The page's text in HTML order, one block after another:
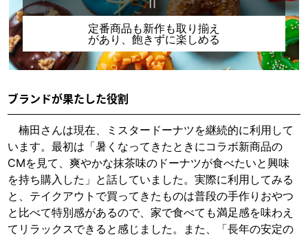
定番商品も新作も取り揃え
があり、飽きずに楽しめる
ブランドが果たした役割
楠田さんは現在、ミスタードーナツを継続的に利用して
います。最初は「暑くなってきたときにコラボ新商品の
CMを見て、爽やかな抹茶味のドーナツが食べたいと興味
を持ち購入した」と話していました。実際に利用してみる
と、テイクアウトで買ってきたものは普段の手作りおやつ
と比べて特別感があるので、家で食べても満足感を味わえ
てリラックスできると感じました。また、「長年の安定の